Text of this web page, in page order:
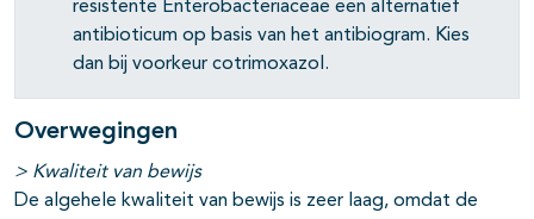
resistente Enterobacteriaceae een alternatief
antibioticum op basis van het antibiogram. Kies
dan bij voorkeur cotrimoxazol.
Overwegingen
> Kwaliteit van bewijs
De algehele kwaliteit van bewijs is zeer laag, omdat de